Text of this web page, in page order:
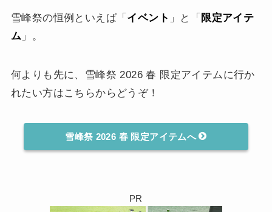
雪峰祭の恒例といえば「 イベント 」と「 限定アイテ
ム 」。
何よりも先に、雪峰祭 2026 春 限定アイテムに行か
れたい方はこちらからどうぞ！
雪峰祭 2026 春 限定アイテムへ
PR